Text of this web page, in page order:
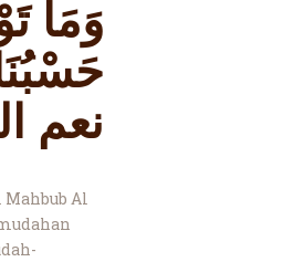
وَمَا
نعم
Al